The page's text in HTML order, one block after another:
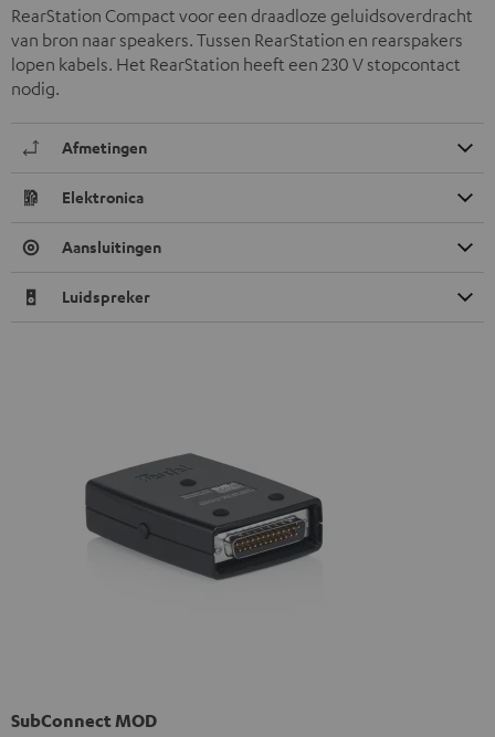
RearStation Compact voor een draadloze geluidsoverdracht
van bron naar speakers. Tussen RearStation en rearspakers
lopen kabels. Het RearStation heeft een 230 V stopcontact
nodig.
Afmetingen
Elektronica
Aansluitingen
Luidspreker
SubConnect MOD